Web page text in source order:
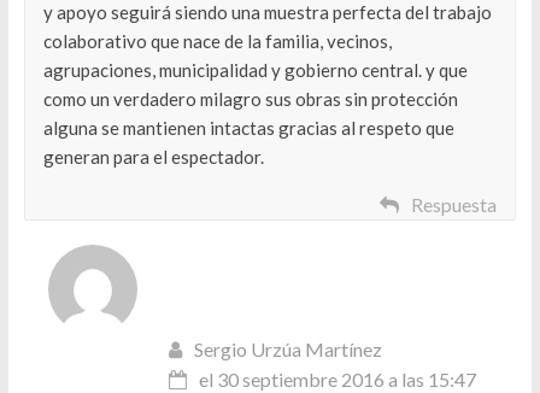
y apoyo seguirá siendo una muestra perfecta del trabajo
colaborativo que nace de la familia, vecinos,
agrupaciones, municipalidad y gobierno central. y que
como un verdadero milagro sus obras sin protección
alguna se mantienen intactas gracias al respeto que
generan para el espectador.
Respuesta
Sergio Urzúa Martínez
el 30 septiembre 2016 a las 15:47